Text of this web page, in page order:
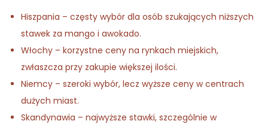
Hiszpania – częsty wybór dla osób szukających niższych
stawek za mango i awokado.
Włochy – korzystne ceny na rynkach miejskich,
zwłaszcza przy zakupie większej ilości.
Niemcy – szeroki wybór, lecz wyższe ceny w centrach
dużych miast.
Skandynawia – najwyższe stawki, szczególnie w